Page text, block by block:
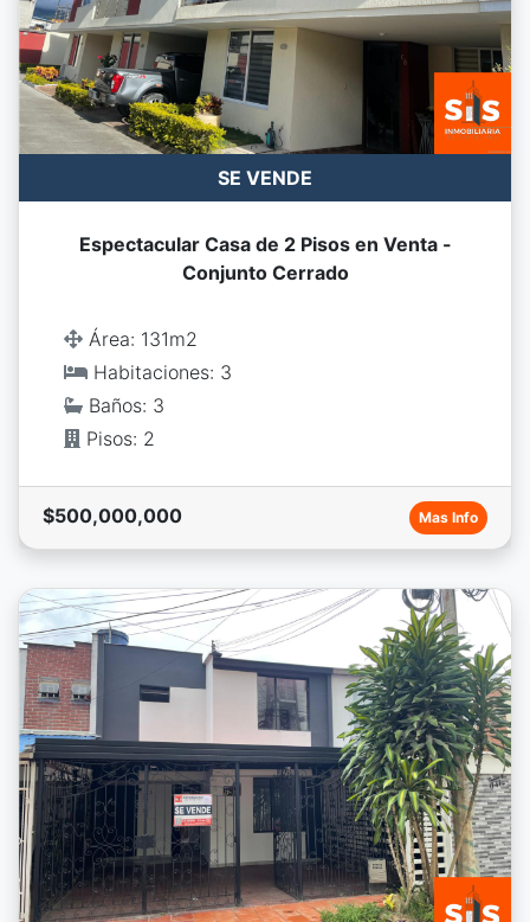
SE VENDE
Espectacular Casa de 2 Pisos en Venta -
Conjunto Cerrado
Área: 131m2
Habitaciones: 3
Baños: 3
Pisos: 2
$500,000,000 Mas Info